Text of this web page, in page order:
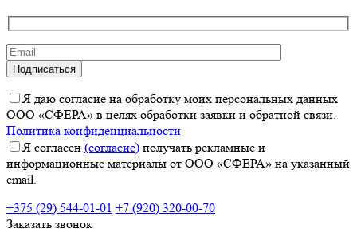
Я даю согласие на обработку моих персональных данных
ООО «СФЕРА» в целях обработки заявки и обратной связи.
Политика конфиденциальности
Я согласен (согласие) получать рекламные и
информационные материалы от ООО «СФЕРА» на указанный
email.
+375 (29) 544-01-01 +7 (920) 320-00-70
Заказать звонок